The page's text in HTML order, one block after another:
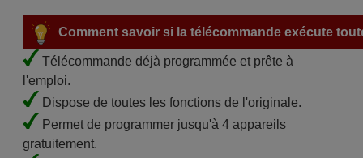
Comment savoir si la télécommande exécute
Télécommande déjà programmée et prête à
l'emploi.
Dispose de toutes les fonctions de l'originale.
Permet de programmer jusqu'à 4 appareils
gratuitement.